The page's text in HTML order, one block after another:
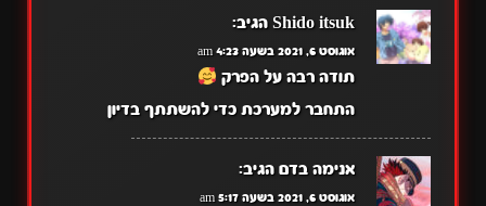
Shido itsuk הגיב:
אוגוסט 6, 2021 בשעה 4:23 am
תודה רבה על הפרק
התחבר למערכת כדי להשתתף בדיון
אנימה בדם הגיב:
אוגוסט 6, 2021 בשעה 5:17 am